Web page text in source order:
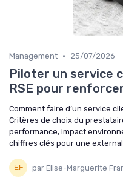
Management • 25/07/2026
Piloter un service
RSE pour
Comment faire d’un service
Critères de choix du
performance, impact
chiffres clés pour une
par Elise-Marguerite